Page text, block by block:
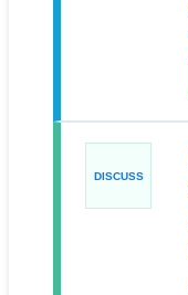
DISCUSS